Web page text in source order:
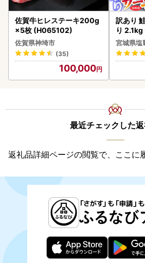
佐賀牛ヒレステーキ200g
×5枚 (H065102)
佐賀県神埼市
(35)
100,000
訳あり
り
鮭
宮城県塩
最近チェックした
返礼品詳細ページの閲覧で、ここに